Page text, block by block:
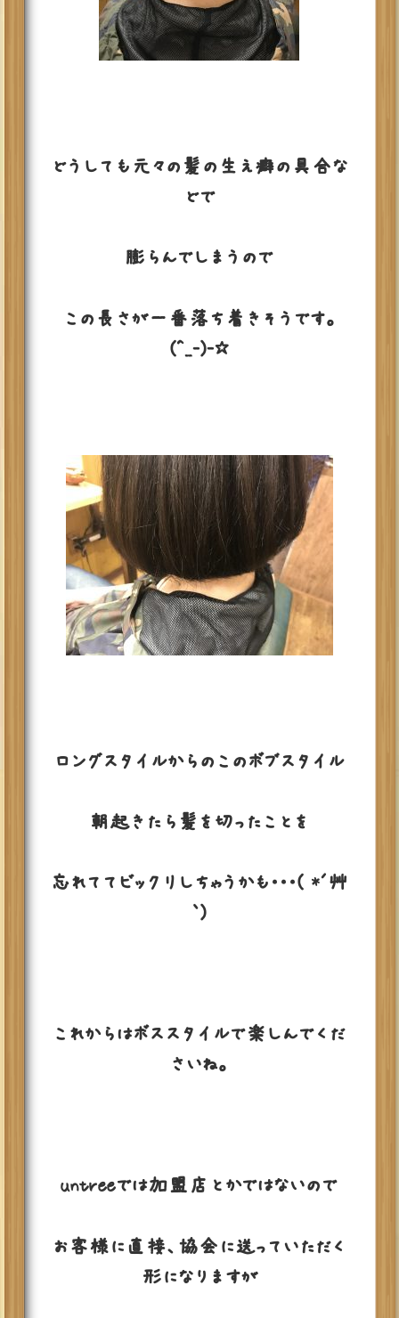
どうしても元々の髪の生え癖の具合な
どで
膨らんでしまうので
この長さが一番落ち着きそうです。
(^_-)-☆
ロングスタイルからのこのボブスタイル
朝起きたら髪を切ったことを
忘れててビックリしちゃうかも・・・( *´艸
｀)
これからはボススタイルで楽しんでくだ
さいね。
untreeでは加盟店とかではないので
お客様に直接、協会に送っていただく
形になりますが